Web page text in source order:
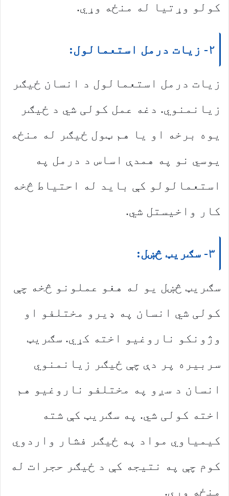
کولو وړتیا له منځه وړي.
۲- زیات درمل استعمالول:
زیات درمل استعمالول د انسان ځیګر
زیانمنوي. دغه عمل کولی شي د ځیګر
یوه برخه او یا هم ټول ځیګر له منځه
یوسي نو په همدې اساس د درمل په
استعمالولو کې باید له احتیاط څخه
کار واخیستل شي.
۳- سګریټ څښل:
سګریټ څښل یو له هغو عملونو څخه چې
کولی شي انسان په ډیرو مختلفو او
وژونکو ناروغیو اخته کړي. سګریټ
سربیره پر دې چې ځیګر زیانمنوي
انسان د سږو په مختلفو ناروغیو هم
اخته کولی شي. په سګریټ کې شته
کیمیاوي مواد په ځیګر فشار واردوي
کوم چې په نتیجه کې د ځیګر حجرات له
منځه وړي.